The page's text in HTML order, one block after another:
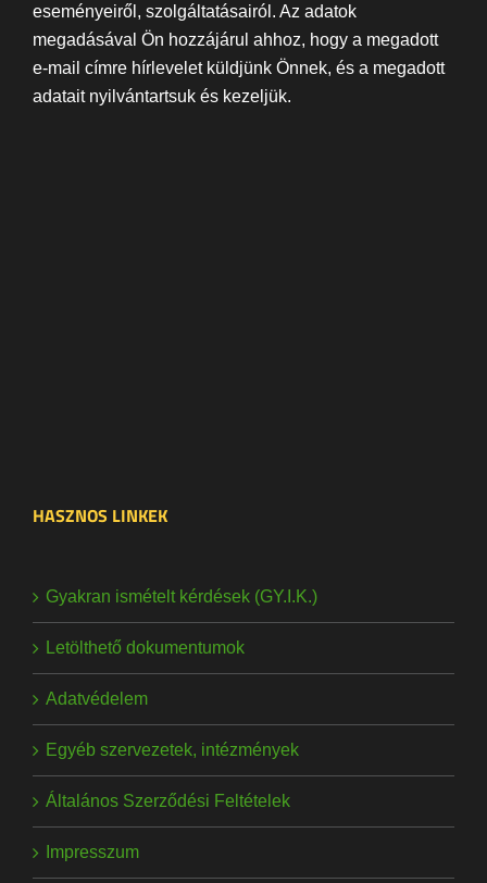
eseményeiről, szolgáltatásairól. Az adatok
megadásával Ön hozzájárul ahhoz, hogy a megadott
e-mail címre hírlevelet küldjünk Önnek, és a megadott
adatait nyilvántartsuk és kezeljük.
HASZNOS LINKEK
Gyakran ismételt kérdések (GY.I.K.)
Letölthető dokumentumok
Adatvédelem
Egyéb szervezetek, intézmények
Általános Szerződési Feltételek
Impresszum